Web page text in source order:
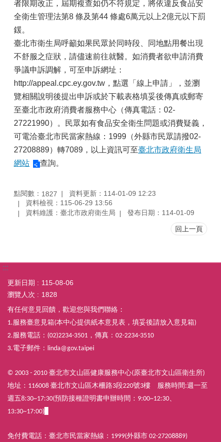
者限期改正，屆期複查如仍不符規定，將依違反食品安
全衛生管理法第8 條及第44 條處6萬元以上2億元以下罰
鍰。
臺北市衛生局呼籲如果民眾於同時段、同地點用餐出現
不舒服之症狀，請儘速前往就醫。如消費者欲申請消費
爭議申訴調解，可至申訴網址：
http://appeal.cpc.ey.gov.tw，點選「線上申請」，並瀏
覽相關說明後提出申訴或於下載表格填妥後傳真或郵寄
至臺北市政府消費者服務中心（傳真電話：02-
27221990）。民眾如有食品安全衛生問題或消費疑義，
可電洽臺北市民當家熱線：1999（外縣市民眾請撥02-
27208889）轉7089，以上資訊可至臺北市政府衛生局
網站
查詢。
點閱數： 1827
資料更新：114-01-09 12:23
資料檢視：115-06-29 13:56
資料維護：臺北市政府衛生局
發布日期：114-01-09
回上一頁
:::
更新日期
115-08-06
瀏覽人次
1828
有任何意見回饋，歡迎您與我們聯絡：
1.服務臺意見箱(本中心提供紙本意見表，填妥後請放入意見箱)
2.服務電話： (02)2234-3501 ，傳真： 02-2234-3510
3.電子郵件： linda@gov.taipei
© 2003 - 2010 臺北市文山區健康服務中心(原臺北市文山區衛生所)
地址： 116008 臺北市文山區木柵路3段220號3樓 服務時間 :週一至
週五8:30~17:30(預防接種證明書申辦時間： 9:00~12:30、
13:30~17:00)
免付費電話：臺北市民當家熱線： 1999(外縣市 02-27208889)